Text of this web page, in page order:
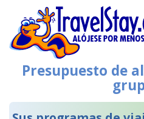
Presupuesto de